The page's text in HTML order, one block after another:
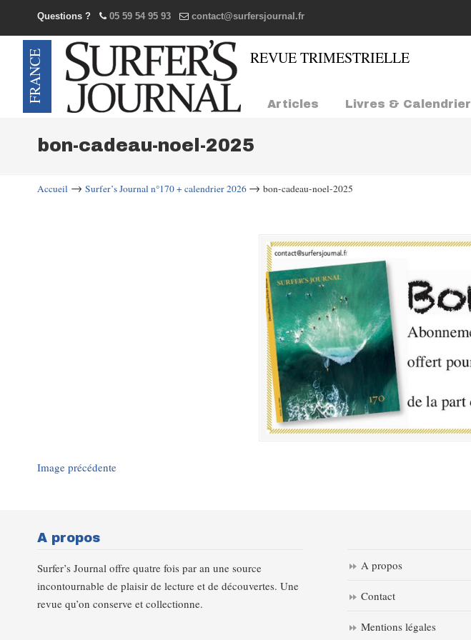
Questions ? 05 59 54 95 93 contact@surfersjournal.fr
Articles Livres & Calendrier
Navigation
bon-cadeau-noel-2025
Accueil → Surfer’s Journal n°170 + calendrier 2026 → bon-cadeau-noel-2025
Image précédente
A propos
Surfer’s Journal offre quatre fois par an une source
incontournable de plaisir de lecture et de découvertes. Une
revue qu’on conserve et collectionne.
A propos
Contact
Mentions légales